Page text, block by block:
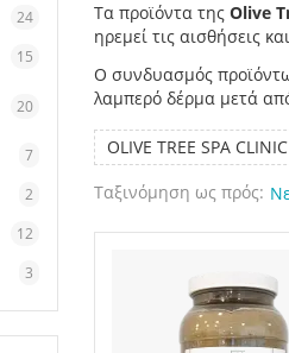
Τα προϊόντα της Olive
ηρεμεί τις αισθήσεις
Ο συνδυασμός
λαμπερό δέρμα μετά
OLIVE TREE SPA CLINIC
Ταξινόμηση ως πρός:
24
15
20
7
2
12
3